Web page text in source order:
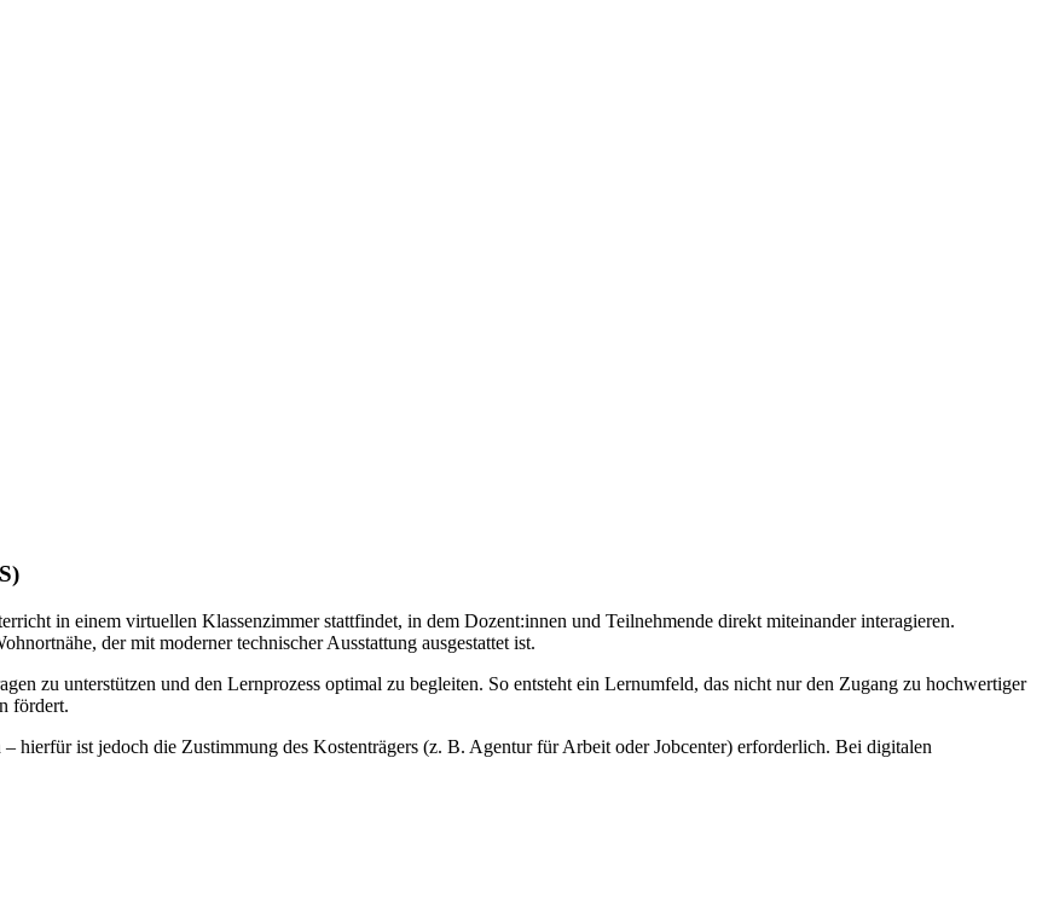
in einem virtuellen Klassenzimmer stattfindet, in dem Dozent:innen und Teilnehmende direkt miteinander interagieren.
der mit moderner technischer Ausstattung ausgestattet ist.
zu unterstützen und den Lernprozess optimal zu begleiten. So entsteht ein Lernumfeld, das nicht nur den Zugang zu hochwertiger
fördert.
hierfür ist jedoch die Zustimmung des Kostenträgers (z. B. Agentur für Arbeit oder Jobcenter) erforderlich. Bei digitalen